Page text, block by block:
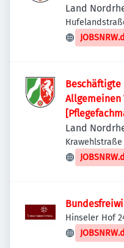
Land
Allgemeinen
(m/w/d)] mit
Land
Krawehlstraße
Hinseler Hof